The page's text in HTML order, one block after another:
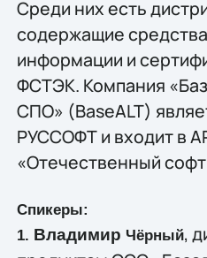
Среди них есть
содержащие
информации и
ФСТЭК. Компания
СПО» (BaseALT)
РУССОФТ и входит в
«Отечественный
Спикеры:
1. Владимир Чёрный,